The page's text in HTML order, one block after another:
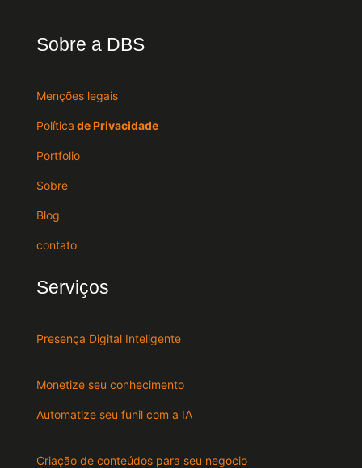
Sobre a DBS
Menções legais
Política de Privacidade
Portfolio
Sobre
Blog
contato
Serviços
Presença Digital Inteligente
Monetize seu conhecimento
Automatize seu funil com a IA
Criação de conteúdos para seu negocio